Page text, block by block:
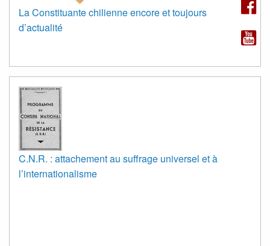
La Constituante chilienne encore et toujours
d’actualité
C.N.R. : attachement au suffrage universel et à
l’internationalisme